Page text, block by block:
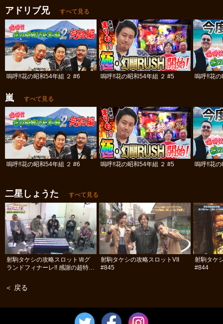
アドリブ兄 すべて見る
嗚呼!!花の昭和54年組 ２ #6 嗚呼!!花の昭和54年組 ２ #5 嗚呼!!花
嵐 すべて見る
嗚呼!!花の昭和54年組 ２ #6 嗚呼!!花の昭和54年組 ２ #5 嗚呼!!花
二星しょうた すべて見る
射駒タケシの攻略スロットⅦグ
ランドフィナーレ!! 感謝の超特大
射駒タケシの攻略スロットVII
#845
射駒タケ
#844
＜ 戻る